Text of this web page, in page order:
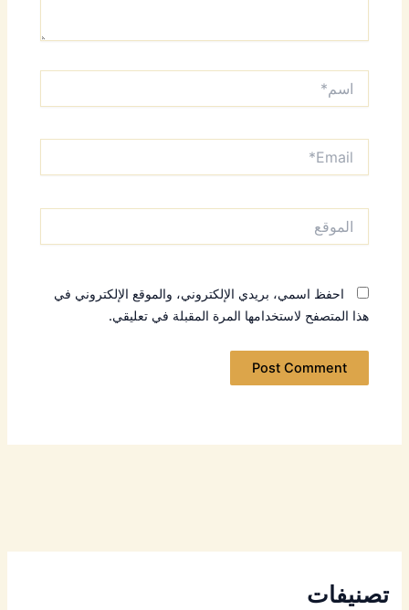
احفظ اسمي، بريدي الإلكتروني، والموقع الإلكتروني في
هذا المتصفح لاستخدامها المرة المقبلة في تعليقي.
تصنيفات